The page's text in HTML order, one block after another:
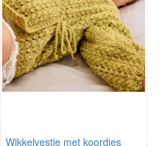
Wikkelvestje met koordjes